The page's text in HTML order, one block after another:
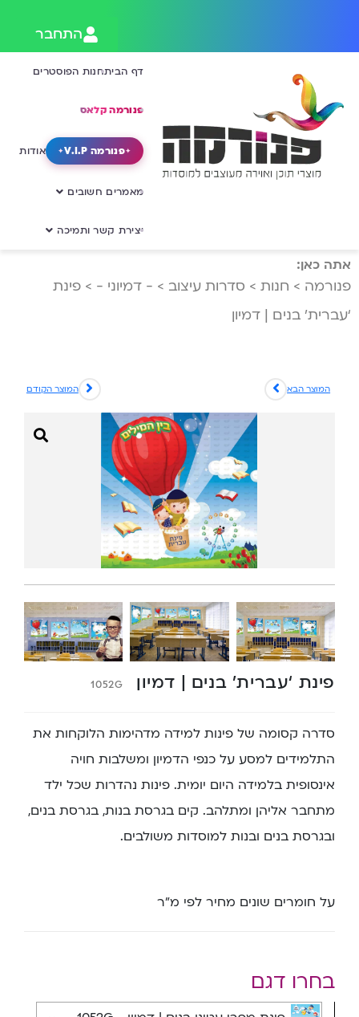
התחבר
דף הביתחנות הפוסטרים
פנורמה קלאס
פנורמה V.I.P אודות
מאמרים חשובים
יצירת קשר ותמיכה
אתה כאן:
פנורמה > חנות > סדרות עיצוב > - דמיוני - > פינת
‘עברית’ בנים | דמיון
המוצר הקודם המוצר הבא
פינת ‘עברית’ בנים | דמיון 1052G
סדרה קסומה של פינות למידה מדהימות הלוקחות את
התלמידים למסע על כנפי הדמיון ומשלבות חויה
אינסופית בלמידה היום יומית. פינות נהדרות שכל ילד
מתחבר אליהן ומתלהב. קים בגרסת בנות, בגרסת בנים,
ובגרסת בנים ובנות למוסדות משולבים.
על חומרים שונים מחיר לפי מ”ר
בחרו דגם